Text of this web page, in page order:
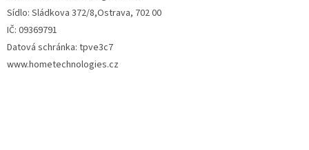
Sídlo: Sládkova 372/8,Ostrava, 702 00
IČ: 09369791
Datová schránka: tpve3c7
www.hometechnologies.cz